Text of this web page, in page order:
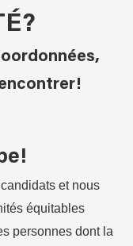
et nous
équitables
personnes dont la